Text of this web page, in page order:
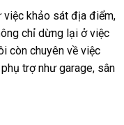
việc khảo sát địa điểm,
chỉ dừng lại ở việc
còn chuyên về việc
trợ như garage, sân